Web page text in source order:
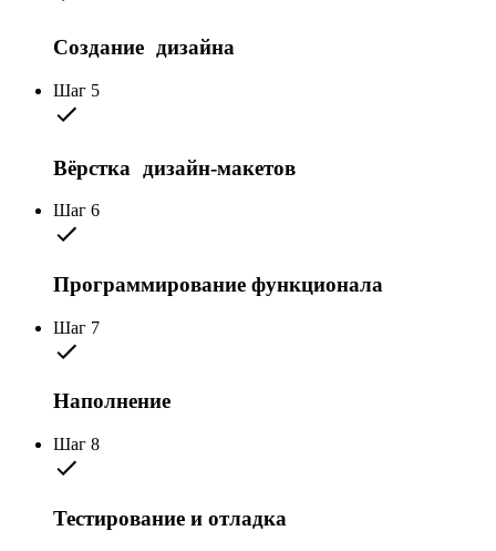
Создание дизайна
Шаг 5
Вёрстка дизайн-макетов
Шаг 6
Программирование функционала
Шаг 7
Наполнение
Шаг 8
Тестирование и отладка